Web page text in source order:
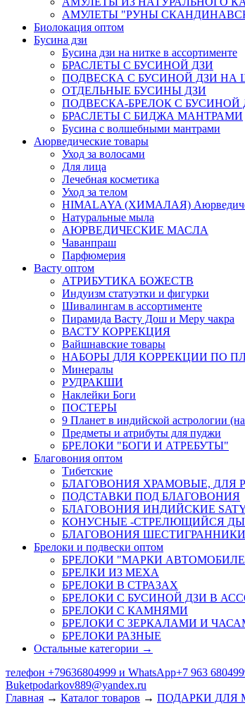
АМУЛЕТЫ "РУНЫ
Биолокация оптом
Бусина дзи
Бусина дзи на нитке в ассортименте
БРАСЛЕТЫ С БУСИНОЙ ДЗИ
ПОДВЕСКА С БУСИНОЙ ДЗИ НА
ОТДЕЛЬНЫЕ БУСИНЫ ДЗИ
ПОДВЕСКА-БРЕЛОК С БУСИНОЙ
БРАСЛЕТЫ С БИДЖА МАНТРАМИ
Бусина с волшебными мантрами
Аюрведические товары
Уход за волосами
Для лица
Лечебная косметика
Уход за телом
HIMALAYA (ХИМАЛАЯ)
Натуральные мыла
АЮРВЕДИЧЕСКИЕ МАСЛА
Чаванпраш
Парфюмерия
Васту оптом
АТРИБУТИКА БОЖЕСТВ
Индуизм статуэтки и фигурки
Шивалингам в ассортименте
Пирамида Васту Дош и Меру чакра
ВАСТУ КОРРЕКЦИЯ
Вайшнавские товары
НАБОРЫ ДЛЯ КОРРЕКЦИИ ПО
Минералы
РУДРАКШИ
Наклейки Боги
ПОСТЕРЫ
9 Планет в индийской астрологии
Предметы и атрибуты для пуджи
БРЕЛОКИ "БОГИ И АТРЕБУТЫ"
Благовония оптом
Тибетские
БЛАГОВОНИЯ ХРАМОВЫЕ, ДЛЯ
ПОДСТАВКИ ПОД БЛАГОВОНИЯ
БЛАГОВОНИЯ ИНДИЙСКИЕ
КОНУСНЫЕ -СТРЕЛЮЩИЙСЯ
БЛАГОВОНИЯ ШЕСТИГРАННИКИ
Брелоки и подвески оптом
БРЕЛОКИ "МАРКИ
БРЕЛКИ ИЗ МЕХА
БРЕЛОКИ В СТРАЗАХ
БРЕЛОКИ С БУСИНОЙ ДЗИ В
БРЕЛОКИ С КАМНЯМИ
БРЕЛОКИ С ЗЕРКАЛАМИ И
БРЕЛОКИ РАЗНЫЕ
Остальные категории →
телефон +79636804999 и WhatsApp+7 963
Buketpodarkov889@yandex.ru
Главная → Каталог товаров → ПОДАРКИ ДЛЯ